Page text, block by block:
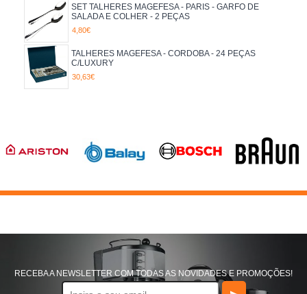
SET TALHERES MAGEFESA - PARIS - GARFO DE
SALADA E COLHER - 2 PEÇAS
4,80€
TALHERES MAGEFESA - CORDOBA - 24 PEÇAS
C/LUXURY
30,63€
RECEBA A NEWSLETTER COM TODAS AS NOVIDADES E PROMOÇÕES!